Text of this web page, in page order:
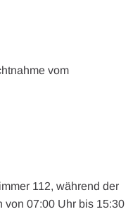
vom
112, während der
von 07:00 Uhr bis 15:30